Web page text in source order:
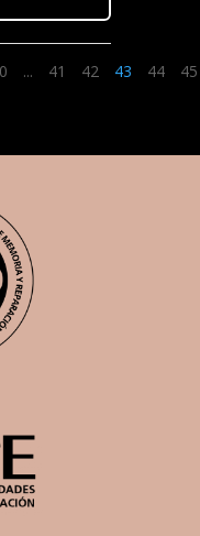
... 41 42 43 44 45